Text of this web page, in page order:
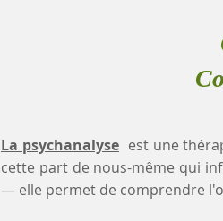
La psychanalyse est une
cette part de nous-même qui
— elle permet de comprendre